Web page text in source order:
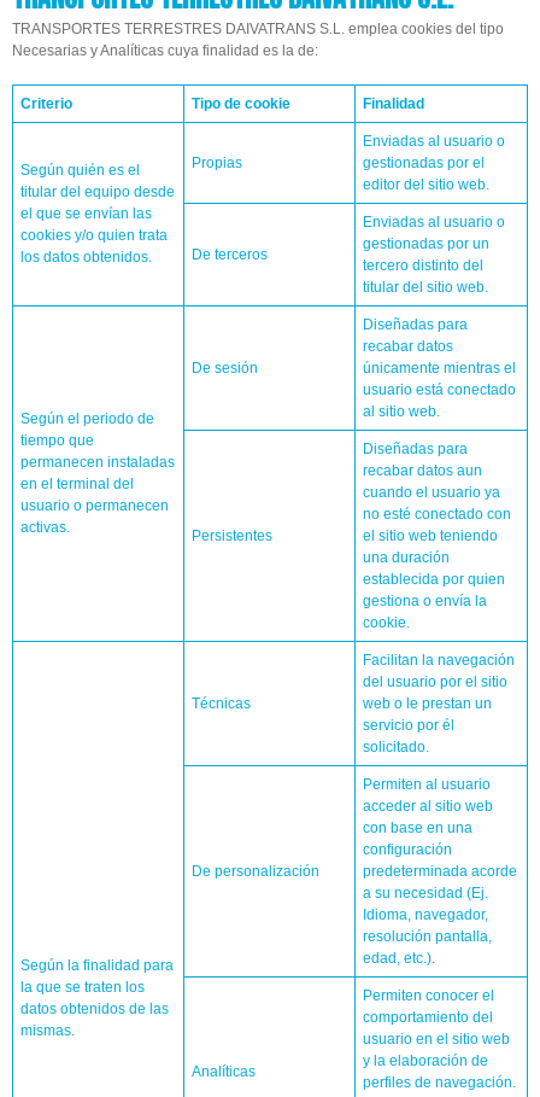
TRANSPORTES TERRESTRES DAIVATRANS S.L. emplea cookies del tipo
Necesarias y Analíticas cuya finalidad es la de:
Criterio Tipo de cookie Finalidad
Según quién es el
titular del equipo desde
el que se envían las
cookies y/o quien trata
los datos obtenidos.
Propias
Enviadas al usuario o
gestionadas por el
editor del sitio web.
De terceros
Enviadas al usuario o
gestionadas por un
tercero distinto del
titular del sitio web.
Según el periodo de
tiempo que
permanecen instaladas
en el terminal del
usuario o permanecen
activas.
De sesión
Diseñadas para
recabar datos
únicamente mientras el
usuario está conectado
al sitio web.
Persistentes
Diseñadas para
recabar datos aun
cuando el usuario ya
no esté conectado con
el sitio web teniendo
una duración
establecida por quien
gestiona o envía la
cookie.
Según la finalidad para
la que se traten los
datos obtenidos de las
mismas.
Técnicas
Facilitan la navegación
del usuario por el sitio
web o le prestan un
servicio por él
solicitado.
De personalización
Permiten al usuario
acceder al sitio web
con base en una
configuración
predeterminada acorde
a su necesidad (Ej.
Idioma, navegador,
resolución pantalla,
edad, etc.).
Analíticas
Permiten conocer el
comportamiento del
usuario en el sitio web
y la elaboración de
perfiles de navegación.